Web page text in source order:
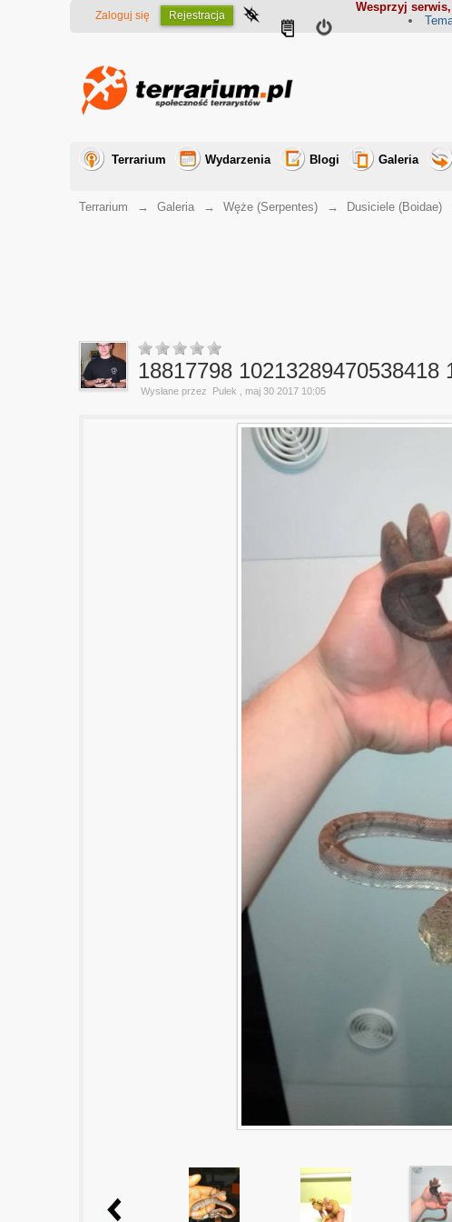
Wesprzyj
Zaloguj się Rejestracja
Terrarium Wydarzenia Blogi Galeria
Terrarium
→ Galeria → Węże (Serpentes) → Dusiciele (Boidae)
18817798 10213289470538418
Wysłane przez Pulek , maj 30 2017 10:05